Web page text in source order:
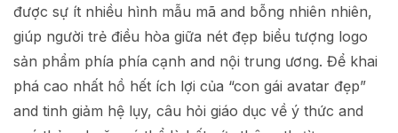
được sự ít nhiều hình mẫu mã and bỗng nhiên nhiên,
giúp người trẻ điều hòa giữa nét đẹp biểu tượng logo
sản phẩm phía phía cạnh and nội trung ương. Để khai
phá cao nhất hồ hết ích lợi của “con gái avatar đẹp”
and tinh giảm hệ lụy, câu hỏi giáo dục về ý thức and